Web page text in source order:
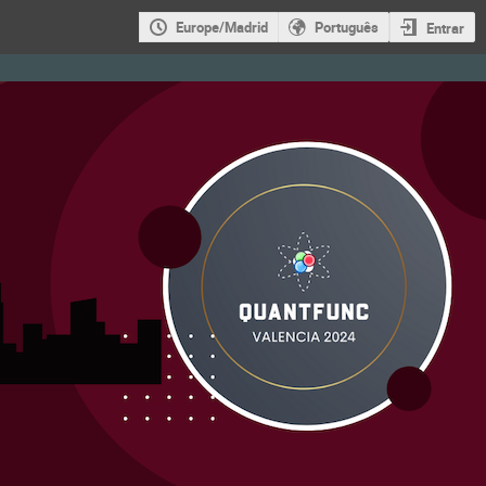
Europe/Madrid Português Entrar